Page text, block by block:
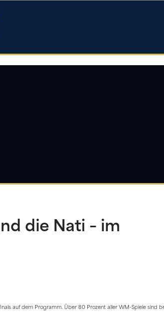
die Nati – im
auf dem Programm. Über 80 Prozent aller WM-Spiele sind